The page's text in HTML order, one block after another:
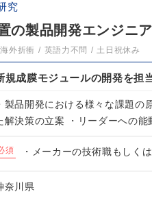
究
の製品開発エンジニ
海外折衝 英語力不問 土日祝休み
規成膜モジュールの開発を担
製品開発における様々な課題
解決策の立案 ・リーダーへの能
須 ・メーカーの技術職もしく
奈川県